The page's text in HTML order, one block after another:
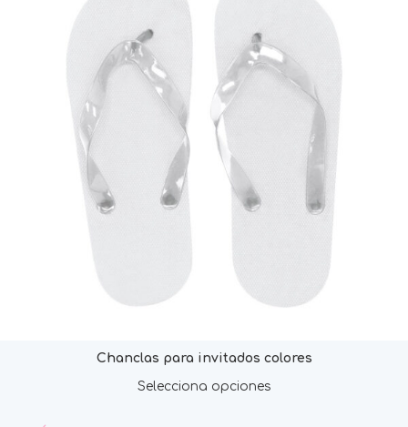
Chanclas para invitados colores
Selecciona opciones